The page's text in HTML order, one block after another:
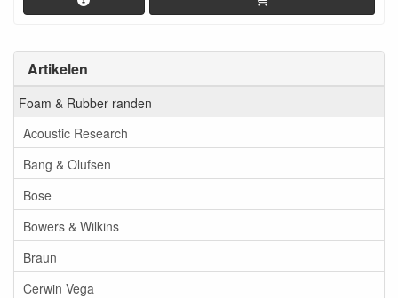
Artikelen
Foam & Rubber randen
Acoustic Research
Bang & Olufsen
Bose
Bowers & Wilkins
Braun
Cerwin Vega